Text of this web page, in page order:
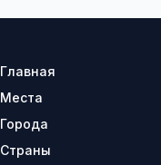
Главная
Места
Города
Страны